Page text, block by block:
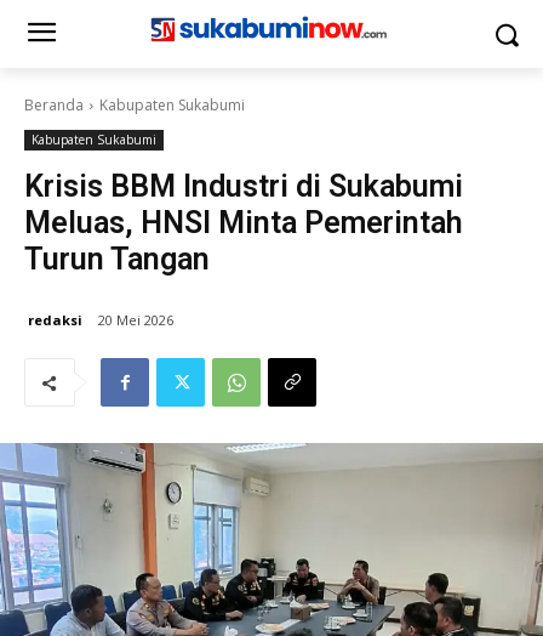
Beranda Kabupaten Sukabumi
Kabupaten Sukabumi
Krisis BBM Industri di Sukabumi
Meluas, HNSI Minta Pemerintah
Turun Tangan
redaksi 20 Mei 2026